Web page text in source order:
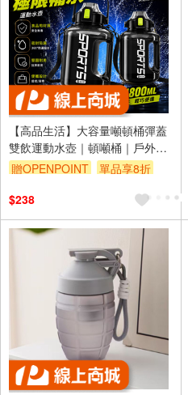
【高品生活】大容量噸頓桶彈蓋
雙飲運動水壺｜頓噸桶｜戶外健
身水瓶｜隨身水杯｜大容量水壺
贈OPENPOINT
單品享8折
$238